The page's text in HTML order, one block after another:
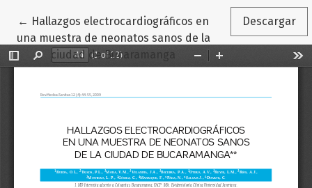
← Volver a los detalles del artículo
Hallazgos electrocardiográficos en
una muestra de neonatos sanos de la
ciudad de Bucaramanga
Descargar